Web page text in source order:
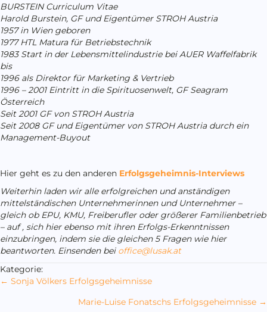
BURSTEIN Curriculum Vitae
Harold Burstein, GF und Eigentümer STROH Austria
1957 in Wien geboren
1977 HTL Matura für Betriebstechnik
1983 Start in der Lebensmittelindustrie bei AUER Waffelfabrik
bis
1996 als Direktor für Marketing & Vertrieb
1996 – 2001 Eintritt in die Spirituosenwelt, GF Seagram
Österreich
Seit 2001 GF von STROH Austria
Seit 2008 GF und Eigentümer von STROH Austria durch ein
Management-Buyout
Hier geht es zu den anderen Erfolgsgeheimnis-Interviews
Weiterhinladen wir alle erfolgreichen und anständigen
mittelständischen Unternehmerinnen und Unternehmer –
gleich ob EPU, KMU, Freiberufler oder größerer Familienbetrieb
– auf , sich hier ebenso mit ihren Erfolgs-Erkenntnissen
einzubringen, indem sie die gleichen 5 Fragen wie hier
beantworten. Einsenden bei office@lusak.at
Kategorie:
Posts
navigation
← Sonja Völkers Erfolgsgeheimnisse
Marie-Luise Fonatschs Erfolgsgeheimnisse →